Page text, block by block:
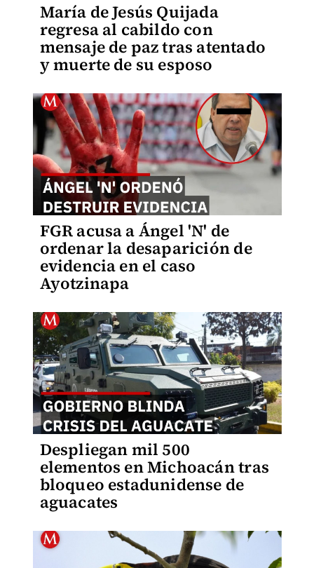
María de Jesús Quijada
regresa al cabildo con
mensaje de paz tras atentado
y muerte de su esposo
FGR acusa a Ángel 'N' de
ordenar la desaparición de
evidencia en el caso
Ayotzinapa
Despliegan mil 500
elementos en Michoacán tras
bloqueo estadunidense de
aguacates